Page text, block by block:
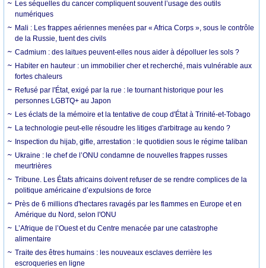
Les séquelles du cancer compliquent souvent l’usage des outils
numériques
Mali : Les frappes aériennes menées par « Africa Corps », sous le contrôle
de la Russie, tuent des civils
Cadmium : des laitues peuvent-elles nous aider à dépolluer les sols ?
Habiter en hauteur : un immobilier cher et recherché, mais vulnérable aux
fortes chaleurs
Refusé par l'État, exigé par la rue : le tournant historique pour les
personnes LGBTQ+ au Japon
Les éclats de la mémoire et la tentative de coup d'État à Trinité-et-Tobago
La technologie peut-elle résoudre les litiges d'arbitrage au kendo ?
Inspection du hijab, gifle, arrestation : le quotidien sous le régime taliban
Ukraine : le chef de l’ONU condamne de nouvelles frappes russes
meurtrières
Tribune. Les États africains doivent refuser de se rendre complices de la
politique américaine d’expulsions de force
Près de 6 millions d'hectares ravagés par les flammes en Europe et en
Amérique du Nord, selon l'ONU
L’Afrique de l’Ouest et du Centre menacée par une catastrophe
alimentaire
Traite des êtres humains : les nouveaux esclaves derrière les
escroqueries en ligne